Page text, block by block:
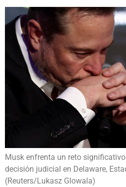
Musk enfrenta un reto
decisión judicial en Delaware,
(Reuters/Lukasz Glowala)